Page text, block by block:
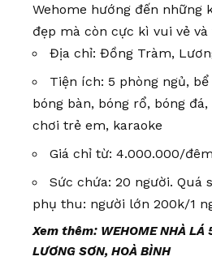
Wehome hướng đến những
đẹp mà còn cực kì vui vẻ và
Địa chỉ: Đồng Tràm,
Tiện ích: 5 phòng ngủ,
bóng bàn, bóng rổ, bóng
chơi trẻ em, karaoke
Giá chỉ từ: 4.000.000/đêm
Sức chứa: 20 người. Quá
phụ thu: người lớn 200k/1
Xem thêm: WEHOME NHÀ LÁ
LƯƠNG SƠN, HOÀ BÌNH